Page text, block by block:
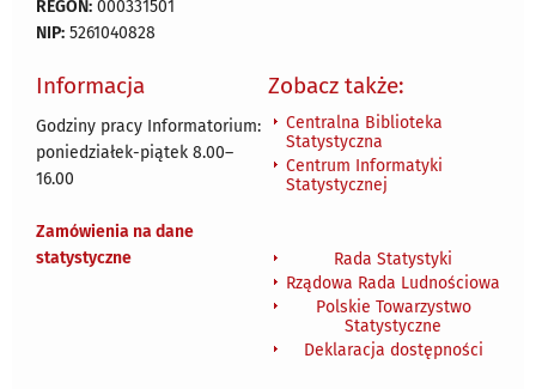
REGON: 000331501
NIP: 5261040828
Informacja
Godziny pracy Informatorium:
poniedziałek-piątek 8.00–
16.00
Zamówienia na dane
statystyczne
Zobacz także:
Centralna Biblioteka
Statystyczna
Centrum Informatyki
Statystycznej
Rada Statystyki
Rządowa Rada Ludnościowa
Polskie Towarzystwo
Statystyczne
Deklaracja dostępności